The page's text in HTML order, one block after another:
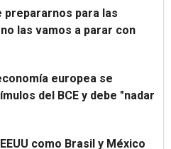
para las
las vamos a parar con
europea se
del BCE y debe "nadar
como Brasil y México